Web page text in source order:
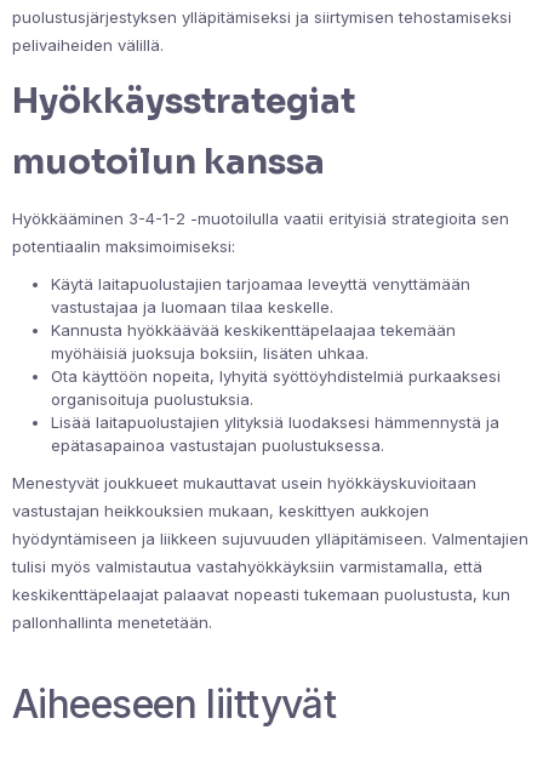
puolustusjärjestyksen ylläpitämiseksi ja siirtymisen tehostamiseksi
pelivaiheiden välillä.
Hyökkäysstrategiat
muotoilun kanssa
Hyökkääminen 3-4-1-2 -muotoilulla vaatii erityisiä strategioita sen
potentiaalin maksimoimiseksi:
Käytä laitapuolustajien tarjoamaa leveyttä venyttämään
vastustajaa ja luomaan tilaa keskelle.
Kannusta hyökkäävää keskikenttäpelaajaa tekemään
myöhäisiä juoksuja boksiin, lisäten uhkaa.
Ota käyttöön nopeita, lyhyitä syöttöyhdistelmiä purkaaksesi
organisoituja puolustuksia.
Lisää laitapuolustajien ylityksiä luodaksesi hämmennystä ja
epätasapainoa vastustajan puolustuksessa.
Menestyvät joukkueet mukauttavat usein hyökkäyskuvioitaan
vastustajan heikkouksien mukaan, keskittyen aukkojen
hyödyntämiseen ja liikkeen sujuvuuden ylläpitämiseen. Valmentajien
tulisi myös valmistautua vastahyökkäyksiin varmistamalla, että
keskikenttäpelaajat palaavat nopeasti tukemaan puolustusta, kun
pallonhallinta menetetään.
Aiheeseen liittyvät